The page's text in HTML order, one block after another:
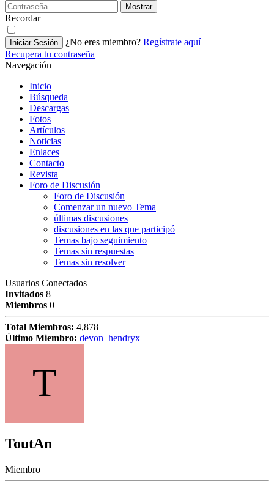
Mostrar
Recordar
Iniciar Sesión ¿No eres miembro? Regístrate aquí
Recupera tu contraseña
Navegación
Inicio
Búsqueda
Descargas
Fotos
Artículos
Noticias
Enlaces
Contacto
Revista
Foro de Discusión
Foro de Discusión
Comenzar un nuevo Tema
últimas discusiones
discusiones en las que participó
Temas bajo seguimiento
Temas sin respuestas
Temas sin resolver
Usuarios Conectados
Invitados 8
Miembros 0
Total Miembros: 4,878
Último Miembro: devon_hendryx
T
ToutAn
Miembro